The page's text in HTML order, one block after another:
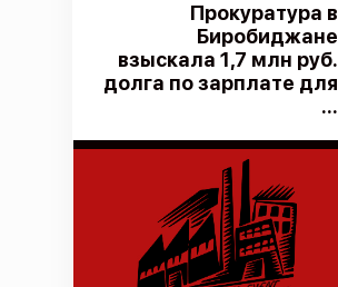
Прокуратура в
Биробиджане
взыскала 1,7 млн руб.
долга по зарплате для
...